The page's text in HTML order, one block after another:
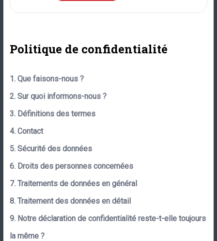
Politique de confidentialité
1. Que faisons-nous ?
2. Sur quoi informons-nous ?
3. Définitions des termes
4. Contact
5. Sécurité des données
6. Droits des personnes concernées
7. Traitements de données en général
8. Traitement des données en détail
9. Notre déclaration de confidentialité reste-t-elle toujours
la même ?